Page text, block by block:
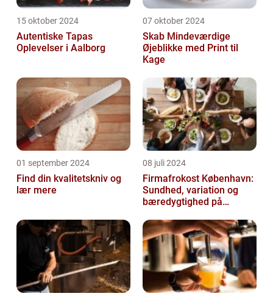
15 oktober 2024
Autentiske Tapas
Oplevelser i Aalborg
07 oktober 2024
Skab Mindeværdige
Øjeblikke med Print til
Kage
01 september 2024
Find din kvalitetskniv og
lær mere
08 juli 2024
Firmafrokost København:
Sundhed, variation og
bæredygtighed på